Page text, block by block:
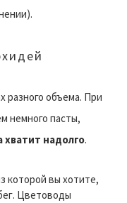
разного объема. При
немного пасты,
надолго.
которой вы хотите,
Цветоводы